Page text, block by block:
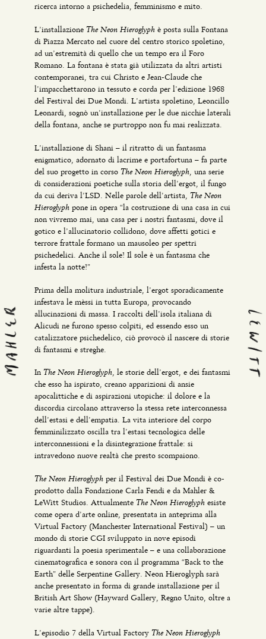
ricerca intorno a psichedelia, femminismo e mito.
L’installazioneThe Neon Hieroglyph è posta sulla Fontana
di Piazza Mercato nel cuore del centro storico spoletino,
ad un’estremità di quello che un tempo era il Foro
Romano. La fontana è stata già utilizzata da altri artisti
contemporanei, tra cui Christo e Jean-Claude che
l’impacchettarono in tessuto e corda per l’edizione 1968
del Festival dei Due Mondi. L’artista spoletino, Leoncillo
Leonardi, sognò un’installazione per le due nicchie laterali
della fontana, anche se purtroppo non fu mai realizzata.
L’installazione di Shani – il ritratto di un fantasma
enigmatico, adornato di lacrime e portafortuna – fa parte
del suo progetto in corsoThe Neon Hieroglyph, una serie
di considerazioni poetiche sulla storia dell’ergot, il fungo
da cui deriva l’LSD. Nelle parole dell’artista,The Neon
Hieroglyph pone in opera “la costruzione di una casa in cui
non vivremo mai, una casa per i nostri fantasmi, dove il
gotico e l’allucinatorio collidono, dove affetti gotici e
terrore frattale formano un mausoleo per spettri
psichedelici. Anche il sole! Il sole è un fantasma che
infesta la notte!”
Prima della molitura industriale, l’ergot sporadicamente
infestava le mèssi in tutta Europa, provocando
allucinazioni di massa. I raccolti dell’isola italiana di
Alicudi ne furono spesso colpiti, ed essendo esso un
catalizzatore psichedelico, ciò provocò il nascere di storie
di fantasmi e streghe.
InThe Neon Hieroglyph, le storie dell’ergot, e dei fantasmi
che esso ha ispirato, creano apparizioni di ansie
apocalittiche e di aspirazioni utopiche: il dolore e la
discordia circolano attraverso la stessa rete interconnessa
dell’estasi e dell’empatia. La vita interiore del corpo
femminilizzato oscilla tra l’estasi tecnologica delle
interconnessioni e la disintegrazione frattale: si
intravedono nuove realtà che presto scompaiono.
The Neon Hieroglyph per il Festival dei Due Mondi è co-
prodotto dalla Fondazione Carla Fendi e da Mahler &
LeWitt Studios. AttualmenteThe Neon Hieroglyph esiste
come opera d’arte online, presentata in anteprima alla
Virtual Factory (Manchester International Festival) – un
mondo di storie CGI sviluppato in nove episodi
riguardanti la poesia sperimentale – e una collaborazione
cinematografica e sonora con il programma “Back to the
Earth” delle Serpentine Gallery. Neon Hieroglyph sarà
anche presentato in forma di grande installazione per il
British Art Show (Hayward Gallery, Regno Unito, oltre a
varie altre tappe).
L’episodio 7 della Virtual FactoryThe Neon Hieroglyph